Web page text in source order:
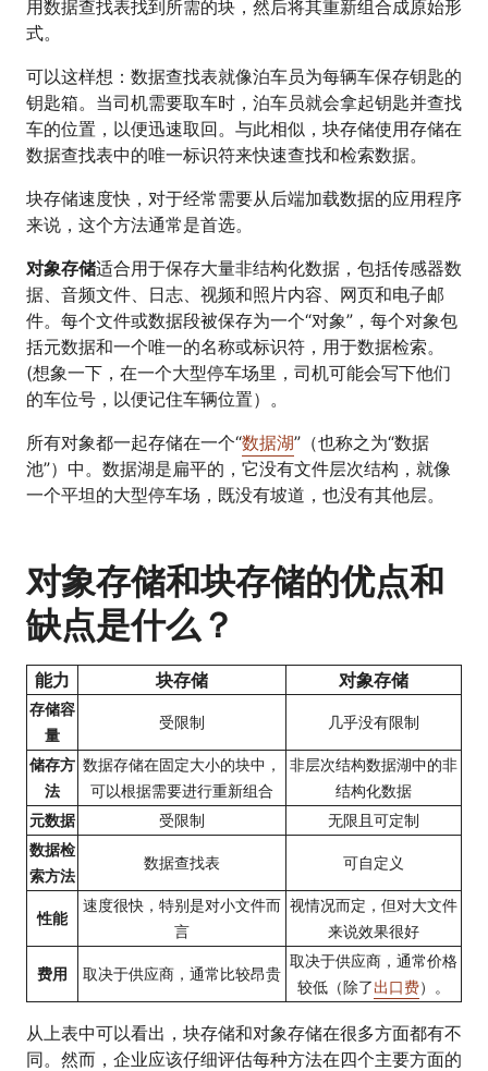
用数据查找表找到所需的块，然后将其重新组合成原始形
式。
可以这样想：数据查找表就像泊车员为每辆车保存钥匙的
钥匙箱。当司机需要取车时，泊车员就会拿起钥匙并查找
车的位置，以便迅速取回。与此相似，块存储使用存储在
数据查找表中的唯一标识符来快速查找和检索数据。
块存储速度快，对于经常需要从后端加载数据的应用程序
来说，这个方法通常是首选。
对象存储适合用于保存大量非结构化数据，包括传感器数
据、音频文件、日志、视频和照片内容、网页和电子邮
件。每个文件或数据段被保存为一个“对象”，每个对象包
括元数据和一个唯一的名称或标识符，用于数据检索。
(想象一下，在一个大型停车场里，司机可能会写下他们
的车位号，以便记住车辆位置）。
所有对象都一起存储在一个“数据湖”（也称之为“数据
池”）中。数据湖是扁平的，它没有文件层次结构，就像
一个平坦的大型停车场，既没有坡道，也没有其他层。
对象存储和块存储的优点和
缺点是什么？
能力 块存储 对象存储
存储容
量
受限制 几乎没有限制
储存方
法
数据存储在固定大小的块中，
可以根据需要进行重新组合
非层次结构数据湖中的非
结构化数据
元数据
受限制
无限且可定制
数据检
索方法
数据查找表 可自定义
性能
速度很快，特别是对小文件而
言
视情况而定，但对大文件
来说效果很好
费用 取决于供应商，通常比较昂贵
取决于供应商，通常价格
较低（除了出口费）。
从上表中可以看出，块存储和对象存储在很多方面都有不
同。然而，企业应该仔细评估每种方法在四个主要方面的